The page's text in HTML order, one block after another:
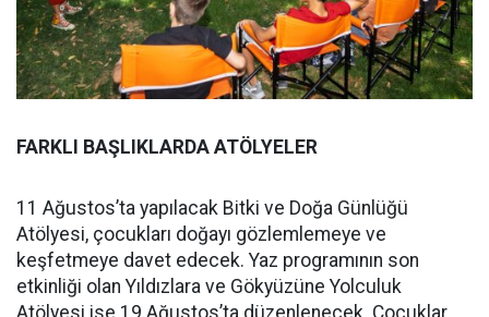
FARKLI BAŞLIKLARDA ATÖLYELER
11 Ağustos’ta yapılacak Bitki ve Doğa Günlüğü
Atölyesi, çocukları doğayı gözlemlemeye ve
keşfetmeye davet edecek. Yaz programının son
etkinliği olan Yıldızlara ve Gökyüzüne Yolculuk
Atölyesi ise 19 Ağustos’ta düzenlenecek. Çocuklar